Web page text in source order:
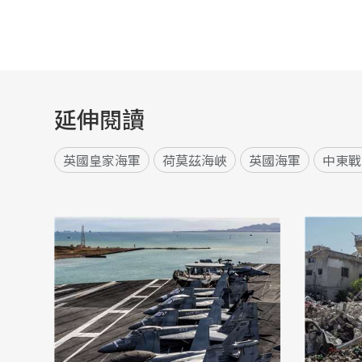
延伸閱讀
英國皇家海軍 荷莫茲海峽 英國海軍 中東